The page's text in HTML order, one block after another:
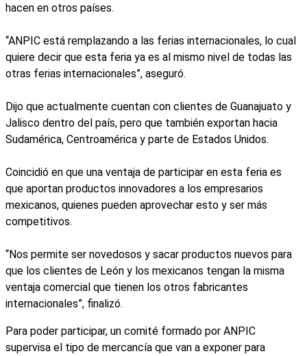
hacen en otros países.
“ANPIC está remplazando a las ferias internacionales, lo cual
quiere decir que esta feria ya es al mismo nivel de todas las
otras ferias internacionales”, aseguró.
Dijo que actualmente cuentan con clientes de Guanajuato y
Jalisco dentro del país, pero que también exportan hacia
Sudamérica, Centroamérica y parte de Estados Unidos.
Coincidió en que una ventaja de participar en esta feria es
que aportan productos innovadores a los empresarios
mexicanos, quienes pueden aprovechar esto y ser más
competitivos.
“Nos permite ser novedosos y sacar productos nuevos para
que los clientes de León y los mexicanos tengan la misma
ventaja comercial que tienen los otros fabricantes
internacionales”, finalizó.
Para poder participar, un comité formado por ANPIC
supervisa el tipo de mercancía que van a exponer para